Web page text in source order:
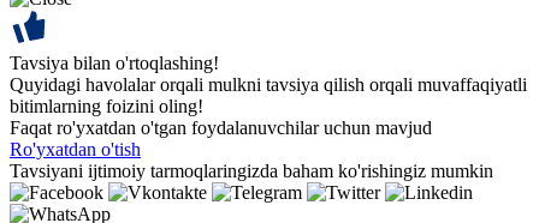
Tavsiya bilan o'rtoqlashing!
Quyidagi havolalar orqali mulkni tavsiya qilish orqali muvaffaqiyatli
bitimlarning foizini oling!
Faqat ro'yxatdan o'tgan foydalanuvchilar uchun mavjud
Ro'yxatdan o'tish
Tavsiyani ijtimoiy tarmoqlaringizda baham ko'rishingiz mumkin